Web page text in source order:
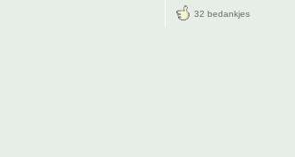
32 bedankjes